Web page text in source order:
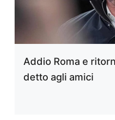
Addio Roma e
detto agli amici